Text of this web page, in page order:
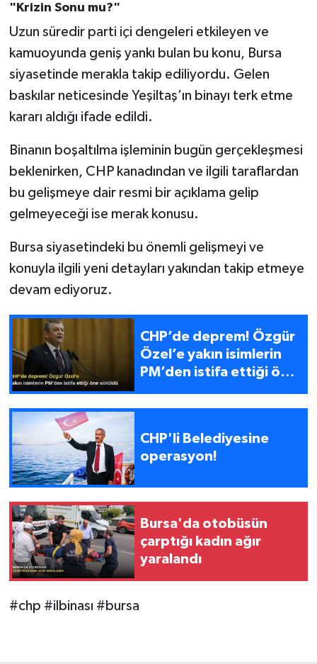
"Krizin Sonu mu?"
Uzun süredir parti içi dengeleri etkileyen ve
kamuoyunda geniş yankı bulan bu konu, Bursa
siyasetinde merakla takip ediliyordu. Gelen
baskılar neticesinde Yeşiltaş’ın binayı terk etme
kararı aldığı ifade edildi.
Binanın boşaltılma işleminin bugün gerçekleşmesi
beklenirken, CHP kanadından ve ilgili taraflardan
bu gelişmeye dair resmi bir açıklama gelip
gelmeyeceği ise merak konusu.
Bursa siyasetindeki bu önemli gelişmeyi ve
konuyla ilgili yeni detayları yakından takip etmeye
devam ediyoruz.
CHP’de deprem! Özgür
Özel’e yakın isimlerin
PM’den istifa ettiği öne
CHP'li Belediyesine
operasyon!
Bursa'da otobüsün
çarptığı kadın ağır
yaralandı
#chp #ilbinası #bursa